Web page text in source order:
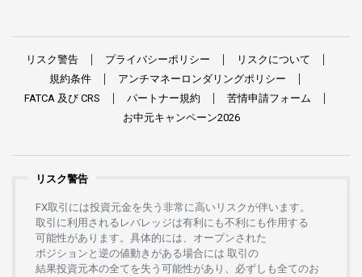
リスク警告 プライバシーポリシー
リスクについて
規約条件
アンチマネーロンダリングポリシー
FATCA 及び CRS パートナー規約 苦情申請フォーム
お中元キャンペーン2026
リスク警告
FX取引には投資元金を失う 非常に高い リスクが伴います。
取引に利用さ れる レバレッジは有利にも不利にも作用する
可能性があります。 具体的には、 オープンさ れた
ポジションと 逆の値動きがある場合には 取引の
結果投資元本の全てを失う 可能性があり、 必ずしも全てのお